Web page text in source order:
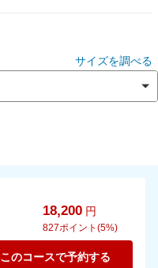
サイズを調べる
18,200 円
827ポイント(5%)
このコースで予約する